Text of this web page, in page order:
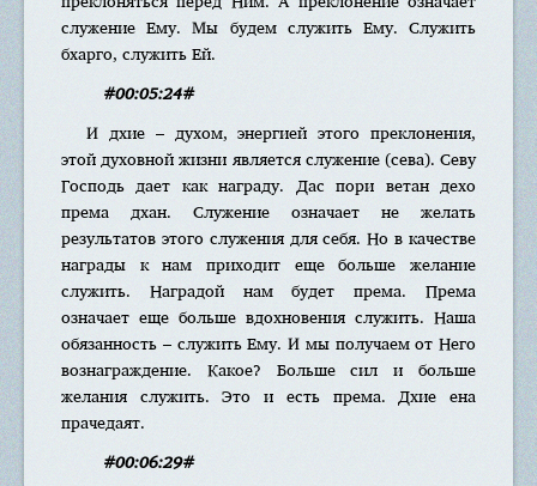
служение Ему. Мы будем служить Ему. Служить
бхарго, служить Ей.
#00:05:24#
И дхие – духом, энергией этого преклонения,
этой духовной жизни является служение (сева). Севу
Господь дает как награду. Дас пори ветан дехо
према дхан. Служение означает не желать
результатов этого служения для себя. Но в качестве
награды к нам приходит еще больше желание
служить. Наградой нам будет према. Према
означает еще больше вдохновения служить. Наша
обязанность – служить Ему. И мы получаем от Него
вознаграждение. Какое? Больше сил и больше
желания служить. Это и есть према. Дхие ена
прачедаят.
#00:06:29#